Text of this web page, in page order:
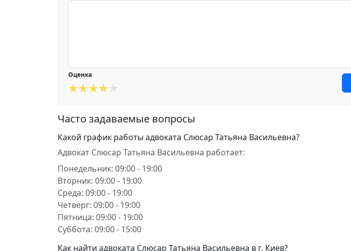
Оценка
Часто задаваемые вопросы
Какой график работы адвоката Слюсар Татьяна Васильевна?
Адвокат Слюсар Татьяна Васильевна работает:
Понедельник: 09:00 - 19:00
Вторник: 09:00 - 19:00
Среда: 09:00 - 19:00
Четверг: 09:00 - 19:00
Пятница: 09:00 - 19:00
Суббота: 09:00 - 15:00
Как найти адвоката Слюсар Татьяна Васильевна в г. Киев?